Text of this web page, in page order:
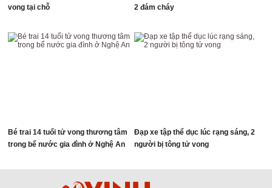
vong tại chỗ
2 đám cháy
Bé trai 14 tuổi tử vong thương tâm
trong bể nước gia đình ở Nghệ An
Đạp xe tập thể dục lúc rạng sáng, 2
người bị tông tử vong